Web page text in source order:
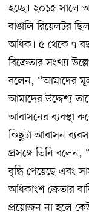
হচ্ছে। ২০১৫ সালে
বাঙালি রিয়েলটর
অধিক। ৫ থেকে ৭
বিক্রেতার সংখ্যা
বলেন, “আমাদের
আমাদের উদ্দেশ্য
আবাসনের ব্যবস্থা
কিছুটা আবাসন
প্রসঙ্গে তিনি বলেন,
বৃদ্ধি পেয়েছে এবং
অধিকাংশ ক্রেতার
প্রয়োজন না হলে কেউ